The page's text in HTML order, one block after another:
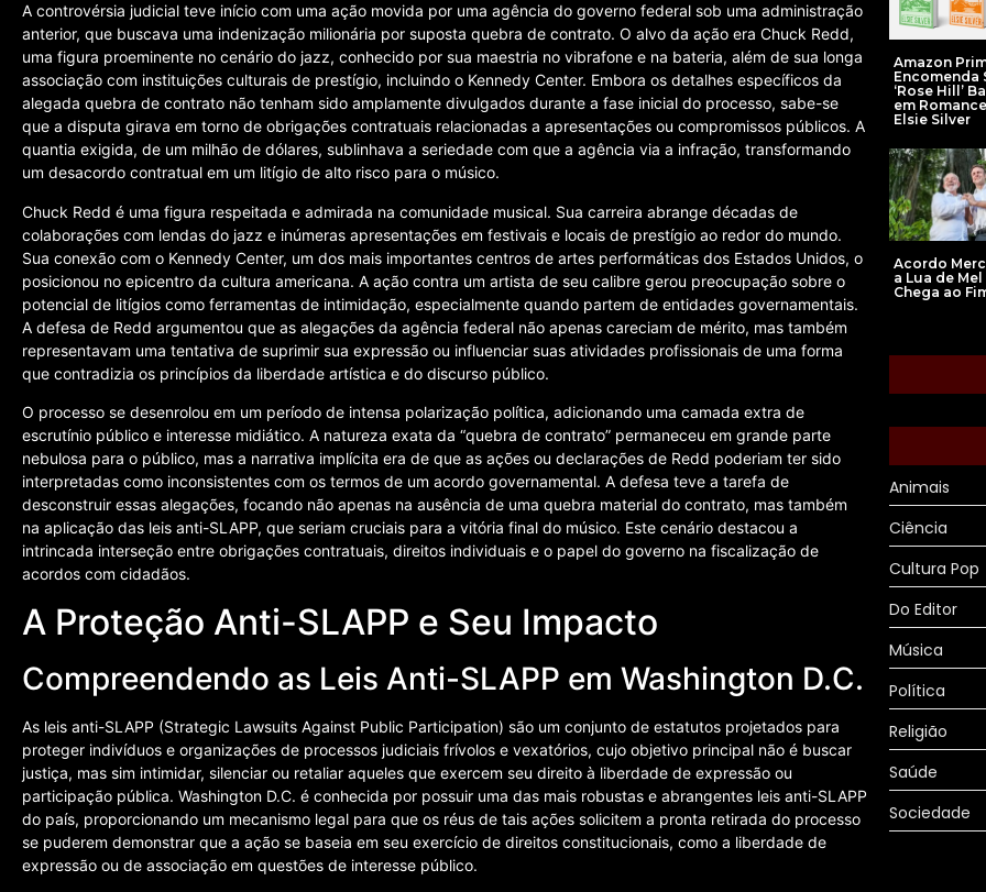
A controvérsia judicial teve início com uma ação movida por uma agência do governo federal sob uma administração
anterior, que buscava uma indenização milionária por suposta quebra de contrato. O alvo da ação era Chuck Redd,
uma figura proeminente no cenário do jazz, conhecido por sua maestria no vibrafone e na bateria, além de sua longa
associação com instituições culturais de prestígio, incluindo o Kennedy Center. Embora os detalhes específicos da
alegada quebra de contrato não tenham sido amplamente divulgados durante a fase inicial do processo, sabe-se
que a disputa girava em torno de obrigações contratuais relacionadas a apresentações ou compromissos públicos. A
quantia exigida, de um milhão de dólares, sublinhava a seriedade com que a agência via a infração, transformando
um desacordo contratual em um litígio de alto risco para o músico.
Chuck Redd é uma figura respeitada e admirada na comunidade musical. Sua carreira abrange décadas de
colaborações com lendas do jazz e inúmeras apresentações em festivais e locais de prestígio ao redor do mundo.
Sua conexão com o Kennedy Center, um dos mais importantes centros de artes performáticas dos Estados Unidos, o
posicionou no epicentro da cultura americana. A ação contra um artista de seu calibre gerou preocupação sobre o
potencial de litígios como ferramentas de intimidação, especialmente quando partem de entidades governamentais.
A defesa de Redd argumentou que as alegações da agência federal não apenas careciam de mérito, mas também
representavam uma tentativa de suprimir sua expressão ou influenciar suas atividades profissionais de uma forma
que contradizia os princípios da liberdade artística e do discurso público.
O processo se desenrolou em um período de intensa polarização política, adicionando uma camada extra de
escrutínio público e interesse midiático. A natureza exata da “quebra de contrato” permaneceu em grande parte
nebulosa para o público, mas a narrativa implícita era de que as ações ou declarações de Redd poderiam ter sido
interpretadas como inconsistentes com os termos de um acordo governamental. A defesa teve a tarefa de
desconstruir essas alegações, focando não apenas na ausência de uma quebra material do contrato, mas também
na aplicação das leis anti-SLAPP, que seriam cruciais para a vitória final do músico. Este cenário destacou a
intrincada interseção entre obrigações contratuais, direitos individuais e o papel do governo na fiscalização de
acordos com cidadãos.
A Proteção Anti-SLAPP e Seu Impacto
Compreendendo as Leis Anti-SLAPP em Washington D.C.
As leis anti-SLAPP (Strategic Lawsuits Against Public Participation) são um conjunto de estatutos projetados para
proteger indivíduos e organizações de processos judiciais frívolos e vexatórios, cujo objetivo principal não é buscar
justiça, mas sim intimidar, silenciar ou retaliar aqueles que exercem seu direito à liberdade de expressão ou
participação pública. Washington D.C. é conhecida por possuir uma das mais robustas e abrangentes leis anti-SLAPP
do país, proporcionando um mecanismo legal para que os réus de tais ações solicitem a pronta retirada do processo
se puderem demonstrar que a ação se baseia em seu exercício de direitos constitucionais, como a liberdade de
expressão ou de associação em questões de interesse público.
Amazon
Encomenda
‘Rose Hill’
em
Elsie Silver
Acordo
a Lua de
Chega ao
Animais
Ciência
Cultura Pop
Do Editor
Música
Política
Religião
Saúde
Sociedade